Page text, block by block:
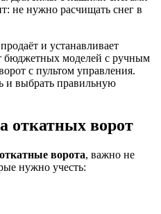
не нужно расчищать снег в
и устанавливает
бюджетных моделей с ручным
с пультом управления.
и выбрать правильную
откатных ворот
ворота, важно не
нужно учесть: